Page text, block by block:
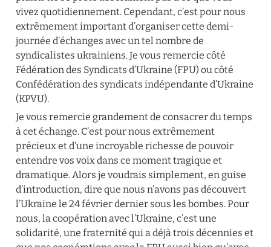
vivez quotidiennement. Cependant, c’est pour nous
extrêmement important d’organiser cette demi-
journée d’échanges avec un tel nombre de
syndicalistes ukrainiens. Je vous remercie côté
Fédération des Syndicats d’Ukraine (FPU) ou côté
Confédération des syndicats indépendante d’Ukraine
(KPVU).
Je vous remercie grandement de consacrer du temps
à cet échange. C’est pour nous extrêmement
précieux et d’une incroyable richesse de pouvoir
entendre vos voix dans ce moment tragique et
dramatique. Alors je voudrais simplement, en guise
d’introduction, dire que nous n’avons pas découvert
l’Ukraine le 24 février dernier sous les bombes. Pour
nous, la coopération avec l’Ukraine, c’est une
solidarité, une fraternité qui a déjà trois décennies et